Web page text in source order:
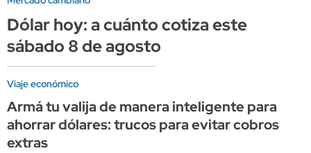
Dólar hoy: a cuánto cotiza este
sábado 8 de agosto
Viaje económico
Armá tu valija de manera inteligente para
ahorrar dólares: trucos para evitar cobros
extras